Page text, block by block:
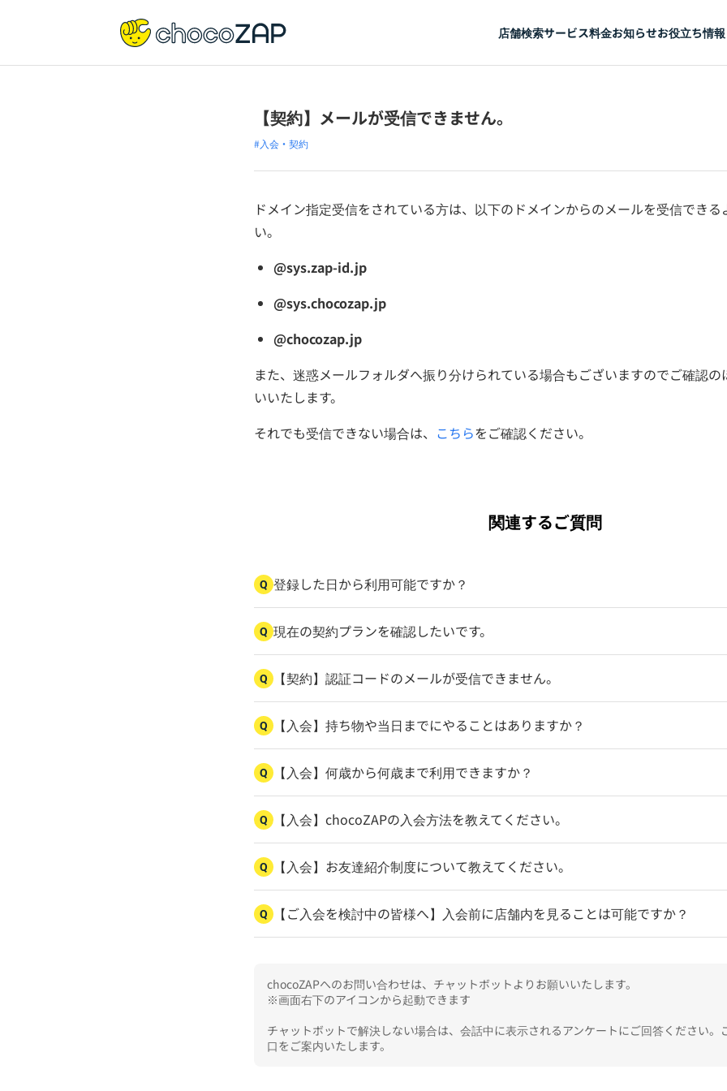
店舗検索サービス料金お知らせお役立ち情報
【契約】メールが受信できません。
#入会・契約
ドメイン指定受信をされている方は、以下のドメインからのメールを受信できる
い。
@sys.zap-id.jp
@sys.chocozap.jp
@chocozap.jp
また、迷惑メールフォルダへ振り分けられている場合もございますのでご確認
いいたします。
それでも受信できない場合は、 こちらをご確認ください。
関連するご質問
Q 登録した日から利用可能ですか？
Q 現在の契約プランを確認したいです。
Q 【契約】認証コードのメールが受信できません。
Q 【入会】持ち物や当日までにやることはありますか？
Q 【入会】何歳から何歳まで利用できますか？
Q 【入会】chocoZAPの入会方法を教えてください。
Q 【入会】お友達紹介制度について教えてください。
Q 【ご入会を検討中の皆様へ】入会前に店舗内を見ることは可能ですか？
chocoZAPへのお問い合わせは、チャットボットよりお願いいたします。
※画面右下のアイコンから起動できます
チャットボットで解決しない場合は、会話中に表示されるアンケートにご回答ください。
口をご案内いたします。